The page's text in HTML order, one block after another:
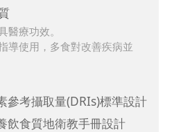
療功效。
導使用，多食對改善疾病並
參考攝取量(DRIs)標準設計
飲食質地衛教手冊設計